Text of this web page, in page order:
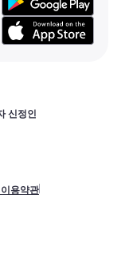
신정인
용약관